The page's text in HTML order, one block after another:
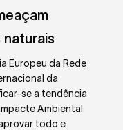
Europeu da Rede
da
se a tendência
Ambiental
aprovar todo e